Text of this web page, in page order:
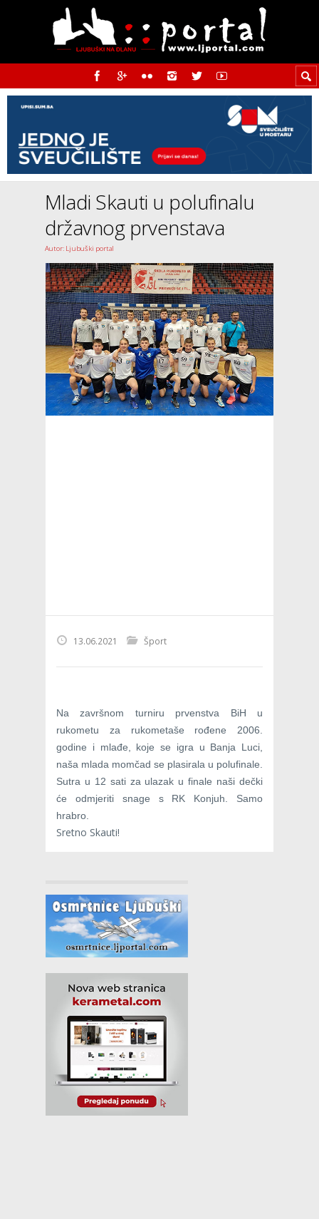
Mladi Skauti u polufinalu
državnog prvenstava
Autor: Ljubuški portal
13.06.2021 Šport
Na završnom turniru prvenstva BiH u
rukometu za rukometaše rođene 2006.
godine i mlađe, koje se igra u Banja Luci,
naša mlada momčad se plasirala u polufinale.
Sutra u 12 sati za ulazak u finale naši dečki
će odmjeriti snage s RK Konjuh. Samo
hrabro.
Sretno Skauti!